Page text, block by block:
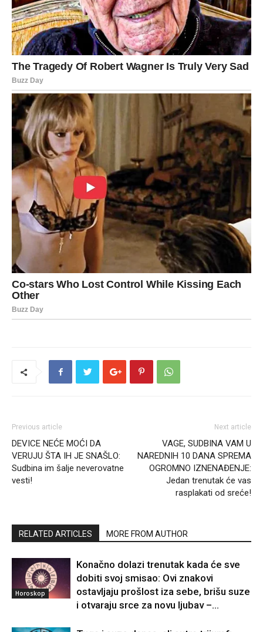
Previous article
DEVICE NEĆE MOĆI DA
VERUJU ŠTA IH JE SNAŠLO:
Sudbina im šalje neverovatne
vesti!
Next article
VAGE, SUDBINA VAM U
NAREDNIH 10 DANA SPREMA
OGROMNO IZNENAĐENJE:
Jedan trenutak će vas
rasplakati od sreće!
RELATED ARTICLES MORE FROM AUTHOR
Horoskop
Konačno dolazi trenutak kada će sve
dobiti svoj smisao: Ovi znakovi
ostavljaju prošlost iza sebe, brišu suze
i otvaraju srce za novu ljubav –...